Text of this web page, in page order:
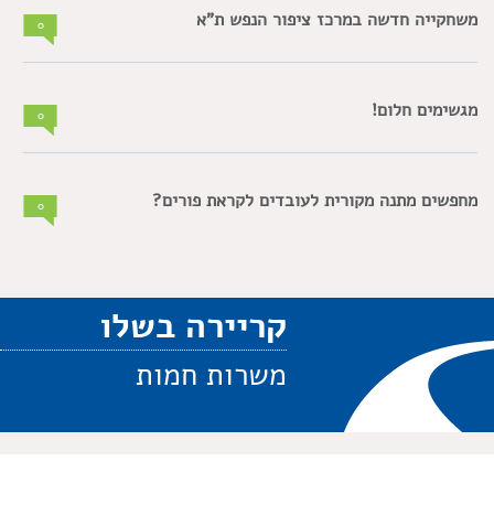
משחקייה חדשה במרכז ציפור הנפש ת"א
מגשימים חלום!
מחפשים מתנה מקורית לעובדים לקראת פורים?
קריירה בשלו
משרות חמות